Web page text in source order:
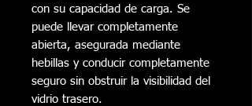
con su capacidad de carga. Se
puede llevar completamente
abierta, asegurada mediante
hebillas y conducir completamente
seguro sin obstruir la visibilidad del
vidrio trasero.